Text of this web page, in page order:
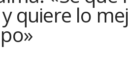
quiere lo